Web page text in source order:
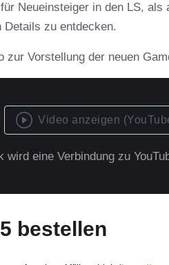
Neueinsteiger in den LS,
Details zu entdecken.
zur Vorstellung der neuen
Video anzeigen
wird eine Verbindung zu
bestellen